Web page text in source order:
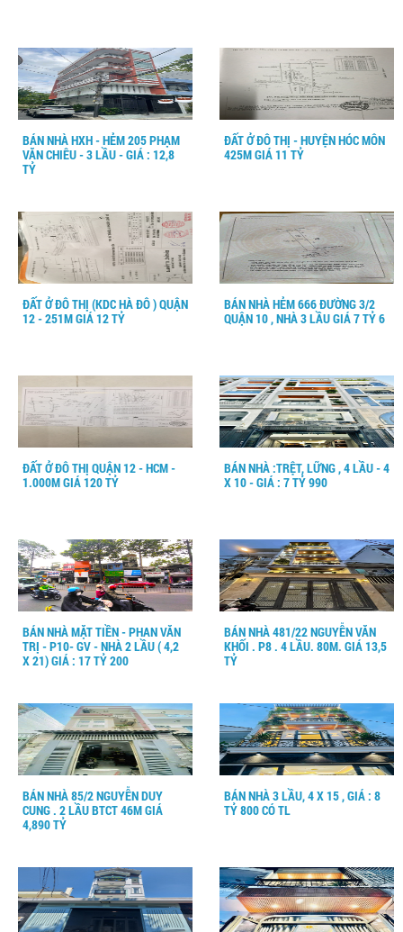
BÁN NHÀ HXH - HẺM 205 PHẠM
VĂN CHIÊU - 3 LẦU - GIÁ : 12,8
TỶ
ĐẤT Ở ĐÔ THỊ - HUYỆN HÓC MÔN
425M GIÁ 11 TỶ
ĐẤT Ở ĐÔ THỊ (KDC HÀ ĐÔ ) QUẬN
12 - 251M GIÁ 12 TỶ
BÁN NHÀ HẺM 666 ĐƯỜNG 3/2
QUẬN 10 , NHÀ 3 LẦU GIÁ 7 TỶ 6
ĐẤT Ở ĐÔ THỊ QUẬN 12 - HCM -
1.000M GIÁ 120 TỶ
BÁN NHÀ :TRỆT, LỮNG , 4 LẦU - 4
X 10 - GIÁ : 7 TỶ 990
BÁN NHÀ MẶT TIỀN - PHAN VĂN
TRỊ - P10- GV - NHÀ 2 LẦU ( 4,2
X 21) GIÁ : 17 TỶ 200
BÁN NHÀ 481/22 NGUYỄN VĂN
KHỐI . P8 . 4 LẦU. 80M. GIÁ 13,5
TỶ
BÁN NHÀ 85/2 NGUYỄN DUY
CUNG . 2 LẦU BTCT 46M GIÁ
4,890 TỶ
BÁN NHÀ 3 LẦU, 4 X 15 , GIÁ : 8
TỶ 800 CÓ TL